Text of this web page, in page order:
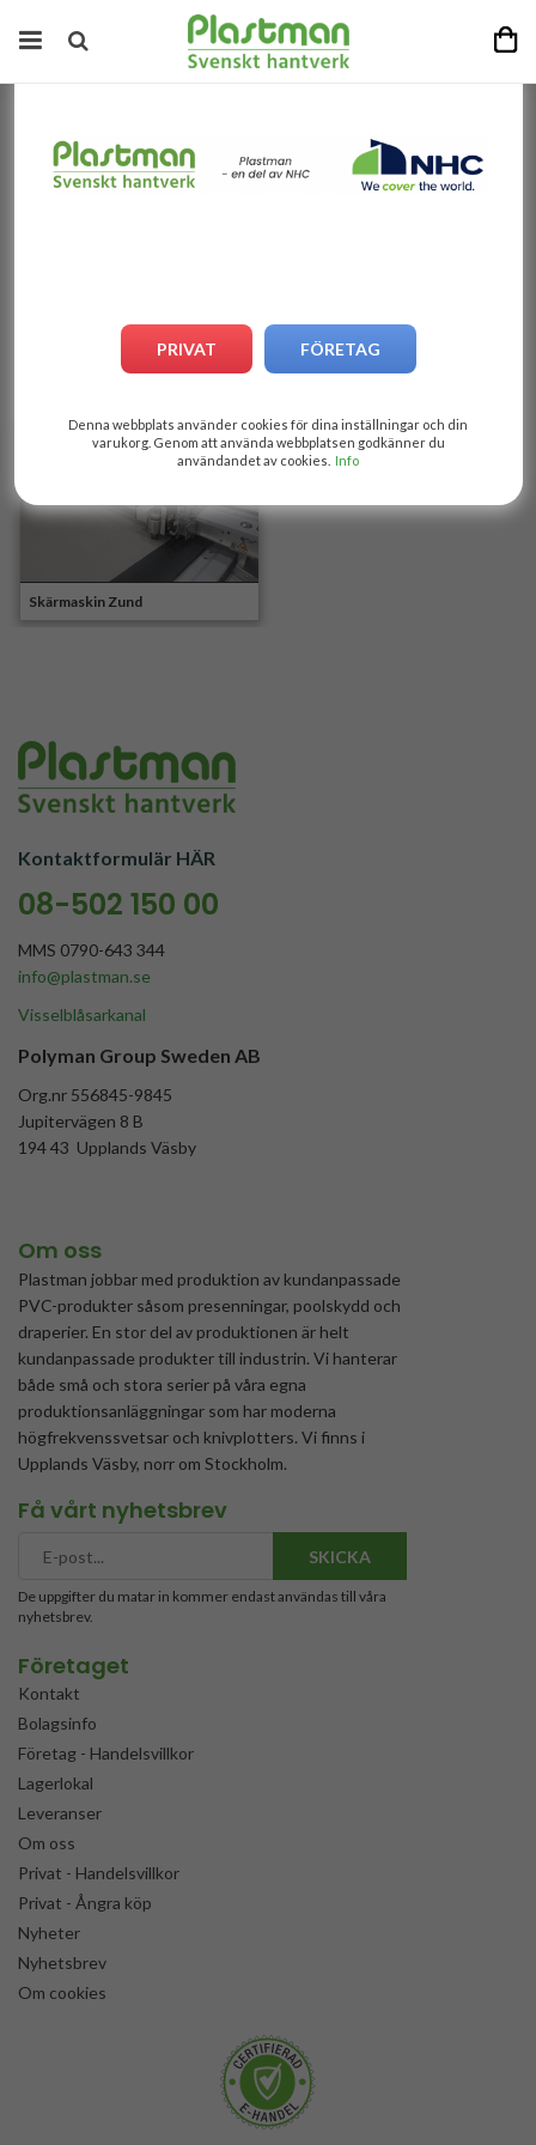
PRIVAT FÖRETAG
Denna webbplats använder cookies för dina inställningar och din
varukorg. Genom att använda webbplatsen godkänner du
användandet av cookies. Info
Startsida Industri /
Plastmans maskinpark är toppmodern. Vi har skärmaskiner,
högfrekvenssvetsar och symaskin. Alla av senaste snitt för
Skärmaskin Zund
Kontaktformulär HÄR
08-502 150 00
MMS 0790-643 344
info@plastman.se
Visselblåsarkanal
Polyman Group Sweden AB
Org.nr 556845-9845
Jupitervägen 8 B
194 43 Upplands Väsby
Om oss
Plastman jobbar med produktion av kundanpassade
PVC-produkter såsom presenningar, poolskydd och
draperier. En stor del av produktionen är helt
kundanpassade produkter till industrin. Vi hanterar
både små och stora serier på våra egna
produktionsanläggningar som har moderna
högfrekvenssvetsar och knivplotters. Vi finns i
Upplands Väsby, norr om Stockholm.
Få vårt nyhetsbrev
SKICKA
De uppgifter du matar in kommer endast användas till våra
nyhetsbrev.
Företaget
Kontakt
Bolagsinfo
Företag - Handelsvillkor
Lagerlokal
Leveranser
Om oss
Privat - Handelsvillkor
Privat - Ångra köp
Nyheter
Nyhetsbrev
Om cookies